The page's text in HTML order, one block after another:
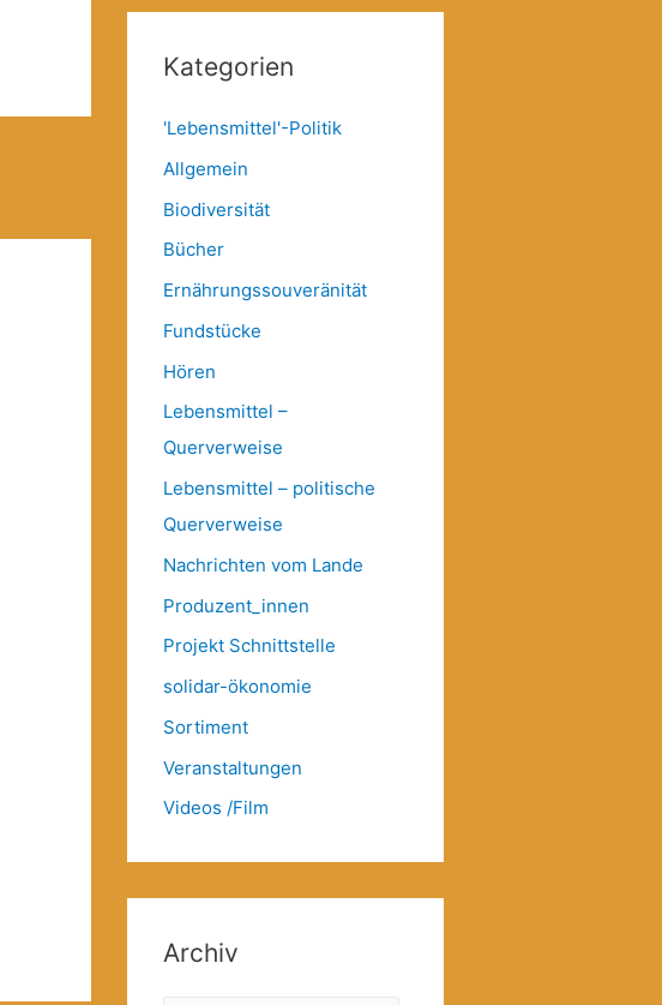
Kategorien
'Lebensmittel'-Politik
Allgemein
Biodiversität
Bücher
Ernährungssouveränität
Fundstücke
Hören
Lebensmittel –
Querverweise
Lebensmittel – politische
Querverweise
Nachrichten vom Lande
Produzent_innen
Projekt Schnittstelle
solidar-ökonomie
Sortiment
Veranstaltungen
Videos /Film
Archiv